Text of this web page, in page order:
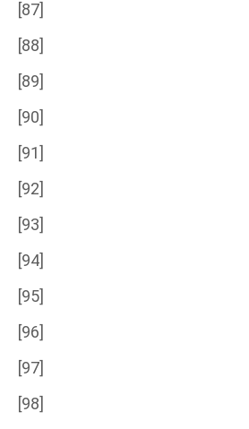
[87]
[88]
[89]
[90]
[91]
[92]
[93]
[94]
[95]
[96]
[97]
[98]